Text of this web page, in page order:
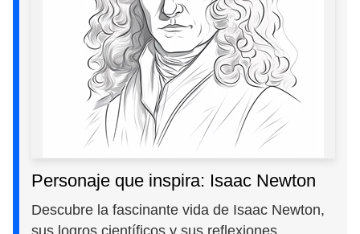
Personaje que inspira: Isaac Newton
Descubre la fascinante vida de Isaac Newton,
sus logros científicos y sus reflexiones